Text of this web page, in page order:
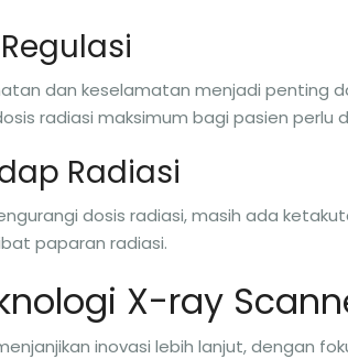
dan keselamatan menjadi penting
radiasi maksimum bagi pasien perlu
Radiasi
dosis radiasi, masih ada
paparan radiasi.
X-ray
inovasi lebih lanjut, dengan